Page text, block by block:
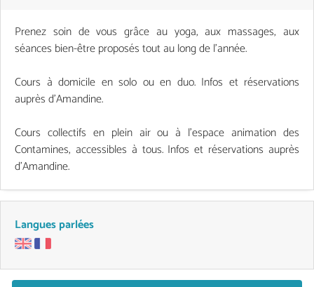
Prenez soin de vous grâce au yoga, aux massages, aux
séances bien-être proposés tout au long de l'année.
Cours à domicile en solo ou en duo. Infos et réservations
auprès d'Amandine.
Cours collectifs en plein air ou à l'espace animation des
Contamines, accessibles à tous. Infos et réservations auprès
d'Amandine.
Langues parlées